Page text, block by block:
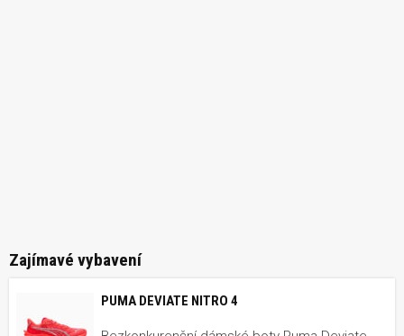
Zajímavé vybavení
PUMA DEVIATE NITRO 4